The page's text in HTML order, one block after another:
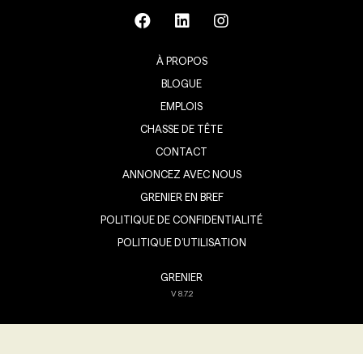
À PROPOS
BLOGUE
EMPLOIS
CHASSE DE TÊTE
CONTACT
ANNONCEZ AVEC NOUS
GRENIER EN BREF
POLITIQUE DE CONFIDENTIALITÉ
POLITIQUE D’UTILISATION
GRENIER
V8.7.2